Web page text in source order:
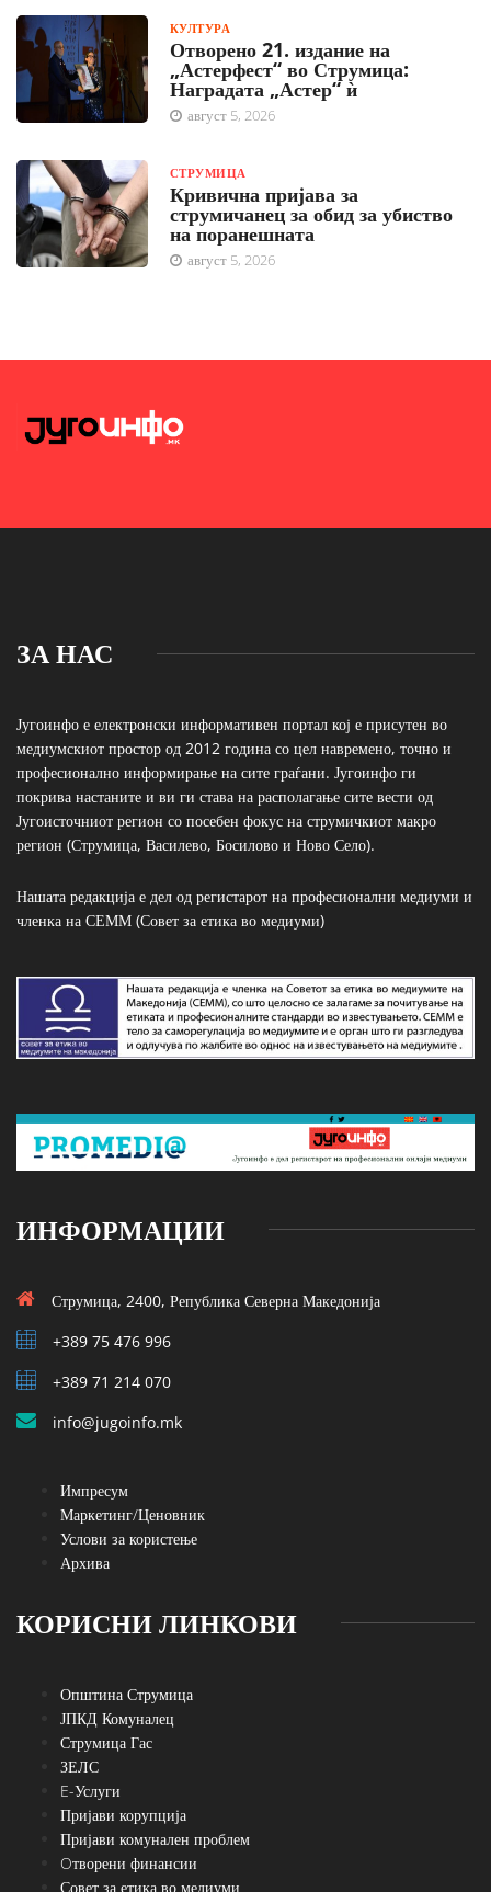
КУЛТУРА
Отворено 21. издание на
„Астерфест“ во Струмица:
Наградата „Астер“ ѝ
август 5, 2026
СТРУМИЦА
Кривична пријава за
струмичанец за обид за убиство
на поранешната
август 5, 2026
ЗА НАС
Југоинфо е електронски информативен портал кој е присутен во
медиумскиот простор од 2012 година со цел навремено, точно и
професионално информирање на сите граѓани. Југоинфо ги
покрива настаните и ви ги става на располагање сите вести од
Југоисточниот регион со посебен фокус на струмичкиот макро
регион (Струмица, Василево, Босилово и Ново Село).
Нашата редакција е дел од регистарот на професионални медиуми и
членка на СЕММ (Совет за етика во медиуми)
ИНФОРМАЦИИ
Струмица, 2400, Република Северна Македонија
+389 75 476 996
+389 71 214 070
info@jugoinfo.mk
Импресум
Маркетинг/Ценовник
Услови за користење
Архива
КОРИСНИ ЛИНКОВИ
Општина Струмица
ЈПКД Комуналец
Струмица Гас
ЗЕЛС
E-Услуги
Пријави корупција
Пријави комунален проблем
Oтворени финансии
Совет за етика во медиуми